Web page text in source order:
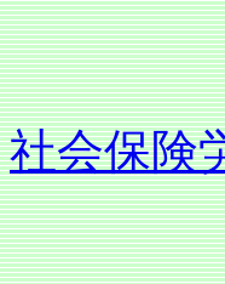
社会保険